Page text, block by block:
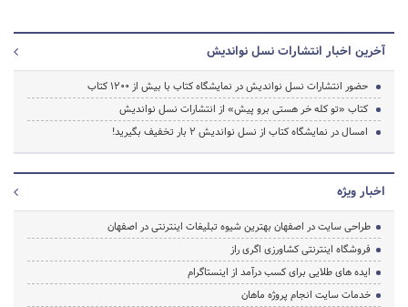
آخرین اخبار انتشارات نسل نواندیش
حضور انتشارات نسل نواندیش در نمایشگاه کتاب با بیش از 1200 کتاب
کتاب «تو کله خر هستی برو پیش» از انتشارات نسل نواندیش
امسال در نمایشگاه کتاب از نسل نواندیش ۲ بار تخفیف بگیرید!
اخبار ویژه
طراحی سایت در اصفهان بهترین شیوه تبلیغات اینترنتی در اصفهان
فروشگاه اینترنتی کشاورزی اگری راز
ایده های طلایی برای کسب درآمد از اینستاگرام
خدمات سایت انجام پروژه ماهان